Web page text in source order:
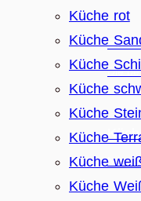
Die
News
Küche rot
Küche
Küche
Küche
Küche
Küche
Küche
Küche